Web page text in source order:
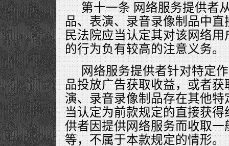
第十一条 网络服务提供者
品、表演、录音录像制品中
民法院应当认定其对该网络
的行为负有较高的注意义务。
网络服务提供者针对特定
品投放广告获取收益，或者
演、录音录像制品存在其他
当认定为前款规定的直接获
供者因提供网络服务而收取
等，不属于本款规定的情形。